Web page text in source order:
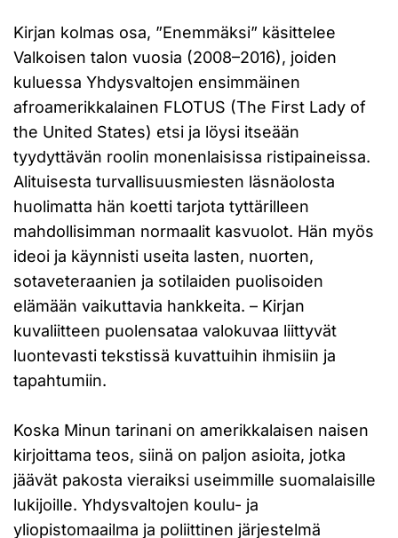
Kirjan kolmas osa, ”Enemmäksi” käsittelee
Valkoisen talon vuosia (2008–2016), joiden
kuluessa Yhdysvaltojen ensimmäinen
afroamerikkalainen FLOTUS (The First Lady of
the United States) etsi ja löysi itseään
tyydyttävän roolin monenlaisissa ristipaineissa.
Alituisesta turvallisuusmiesten läsnäolosta
huolimatta hän koetti tarjota tyttärilleen
mahdollisimman normaalit kasvuolot. Hän myös
ideoi ja käynnisti useita lasten, nuorten,
sotaveteraanien ja sotilaiden puolisoiden
elämään vaikuttavia hankkeita. – Kirjan
kuvaliitteen puolensataa valokuvaa liittyvät
luontevasti tekstissä kuvattuihin ihmisiin ja
tapahtumiin.
Koska Minun tarinani on amerikkalaisen naisen
kirjoittama teos, siinä on paljon asioita, jotka
jäävät pakosta vieraiksi useimmille suomalaisille
lukijoille. Yhdysvaltojen koulu- ja
yliopistomaailma ja poliittinen järjestelmä